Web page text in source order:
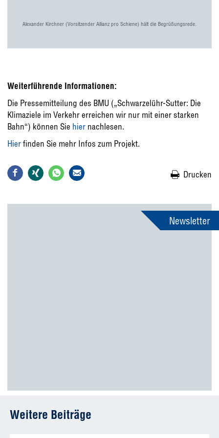
Alexander Kirchner (Vorsitzender Allianz pro Schiene) hält die Begrüßungsrede.
Weiterführende Informationen:
Die Pressemitteilung des BMU („Schwarzelühr-Sutter: Die
Klimaziele im Verkehr erreichen wir nur mit einer starken
Bahn“) können Sie hier nachlesen.
Hierfinden Sie mehr Infos zum Projekt.
Drucken
Newsletter
Weitere Beiträge